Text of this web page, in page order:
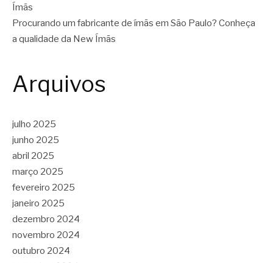
Ímãs
Procurando um fabricante de ímãs em São Paulo? Conheça
a qualidade da New Ímãs
Arquivos
julho 2025
junho 2025
abril 2025
março 2025
fevereiro 2025
janeiro 2025
dezembro 2024
novembro 2024
outubro 2024